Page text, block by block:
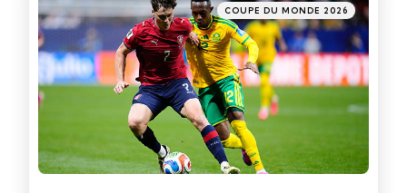
Posté
dans
COUPE DU MONDE 2026